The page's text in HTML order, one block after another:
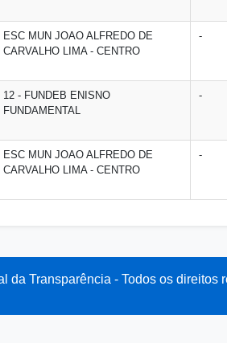
ESC MUN JOAO ALFREDO DE
CARVALHO LIMA - CENTRO
-
12 - FUNDEB ENISNO
FUNDAMENTAL
-
ESC MUN JOAO ALFREDO DE
CARVALHO LIMA - CENTRO
-
da Transparência - Todos os direitos